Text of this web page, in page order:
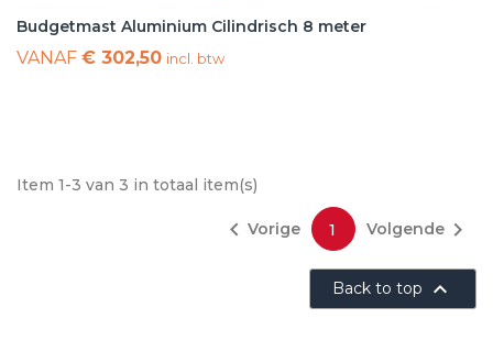
Budgetmast Aluminium Cilindrisch 8 meter
VANAF € 302,50 incl. btw
Item 1-3 van 3 in totaal item(s)
 Vorige 1 Volgende 
Back to top 